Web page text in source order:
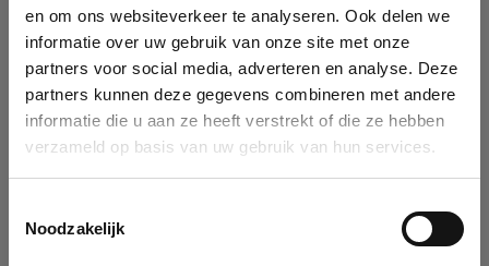
en om ons websiteverkeer te analyseren. Ook delen we
informatie over uw gebruik van onze site met onze
partners voor social media, adverteren en analyse. Deze
partners kunnen deze gegevens combineren met andere
informatie die u aan ze heeft verstrekt of die ze hebben
verzameld op basis van uw gebruik van hun services.
Noodzakelijk
onderneming
Please fill in your company details
You can search a company in our database by name, VAT or
enterprise ID. When a company is selected it will auto-complete the
form. If you don't find your company in our database, you can create
aan support.
Bekijk details